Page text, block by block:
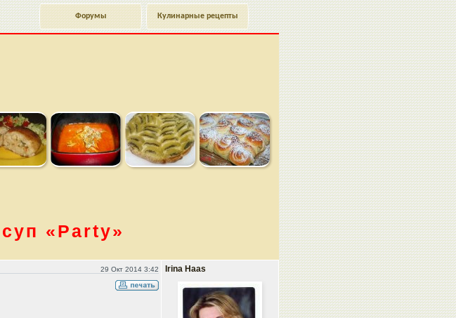
Кулинарные рецепты
Форумы
«Party»
29 Окт 2014 3:42 Irina Haas